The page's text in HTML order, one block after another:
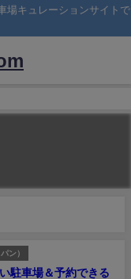
場キュレーションサイトで
ン）
駐車場＆予約できる